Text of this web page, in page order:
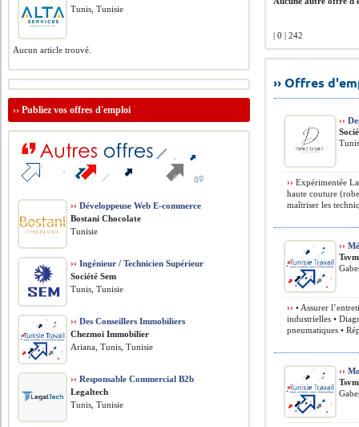
| 0 | 242
›› Offres
››
›› Expérimentée
haute couture
maîtriser les
››
Tsvm
›› • Assurer
industrielles •
pneumatiques •
››
Tsvm
Tunis, Tunisie
Aucun article trouvé.
››Publiez vos offres d'emploi
›› Développeuse Web E-commerce
Bostani Chocolate
Tunisie
›› Ingénieur / Technicien Supérieur
Société Sem
Tunis, Tunisie
›› Des Conseillers Immobiliers
Chezmoi Immobilier
Ariana, Tunis, Tunisie
›› Responsable Commercial B2b
Legaltech
Tunis, Tunisie